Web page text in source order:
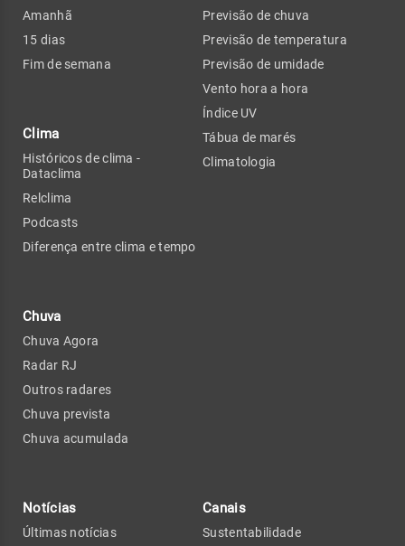
Amanhã
15 dias
Fim de semana
Clima
Históricos de clima -
Dataclima
Relclima
Podcasts
Diferença entre clima e tempo
Chuva
Chuva Agora
Radar RJ
Outros radares
Chuva prevista
Chuva acumulada
Previsão de chuva
Previsão de temperatura
Previsão de umidade
Vento hora a hora
Índice UV
Tábua de marés
Climatologia
Notícias
Últimas notícias
Canais
Sustentabilidade